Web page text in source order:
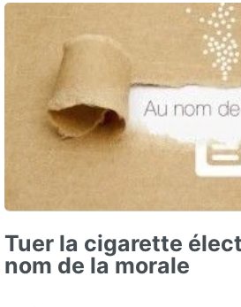
Tuer la cigarette
nom de la morale